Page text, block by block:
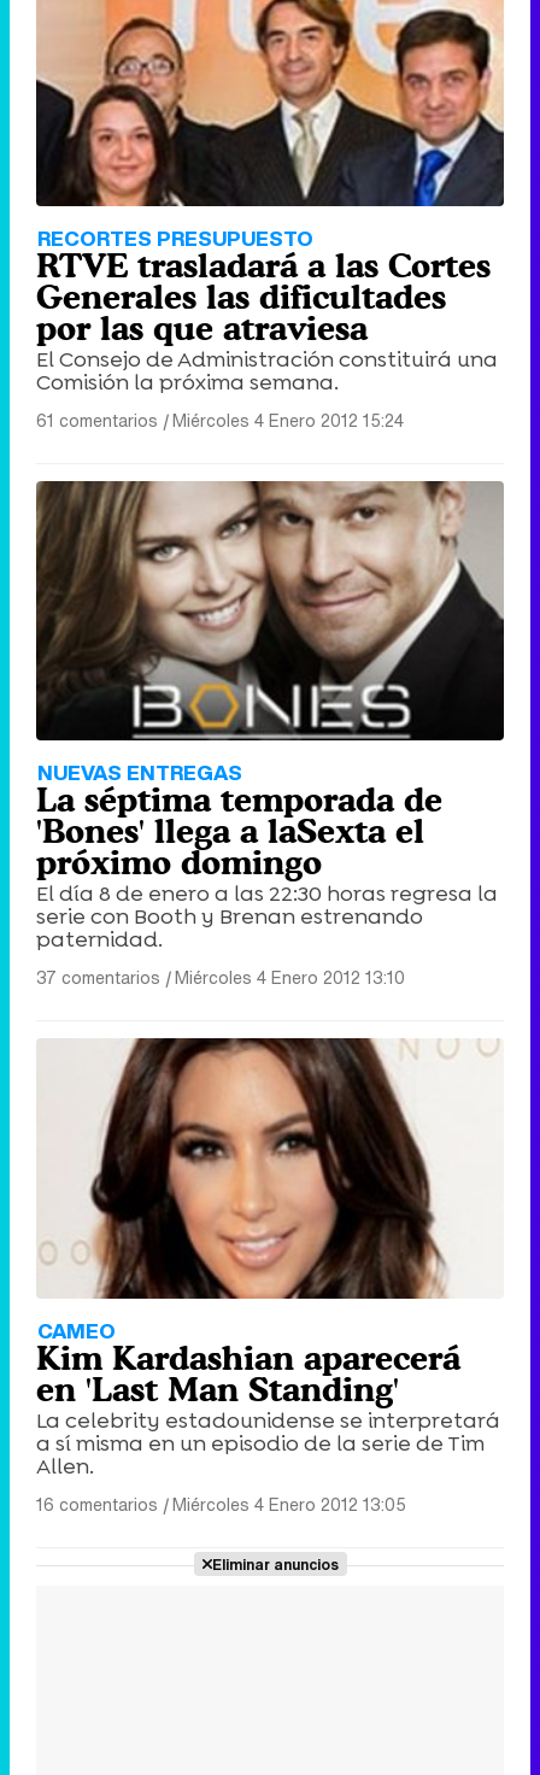
RECORTES PRESUPUESTO
RTVE trasladará a las Cortes
Generales las dificultades
por las que atraviesa
El Consejo de Administración constituirá una
Comisión la próxima semana.
61 comentarios |Miércoles 4 Enero 2012 15:24
NUEVAS ENTREGAS
La séptima temporada de
'Bones' llega a laSexta el
próximo domingo
El día 8 de enero a las 22:30 horas regresa la
serie con Booth y Brenan estrenando
paternidad.
37 comentarios |Miércoles 4 Enero 2012 13:10
CAMEO
Kim Kardashian aparecerá
en 'Last Man Standing'
La celebrity estadounidense se interpretará
a sí misma en un episodio de la serie de Tim
Allen.
16 comentarios |Miércoles 4 Enero 2012 13:05
Eliminar anuncios